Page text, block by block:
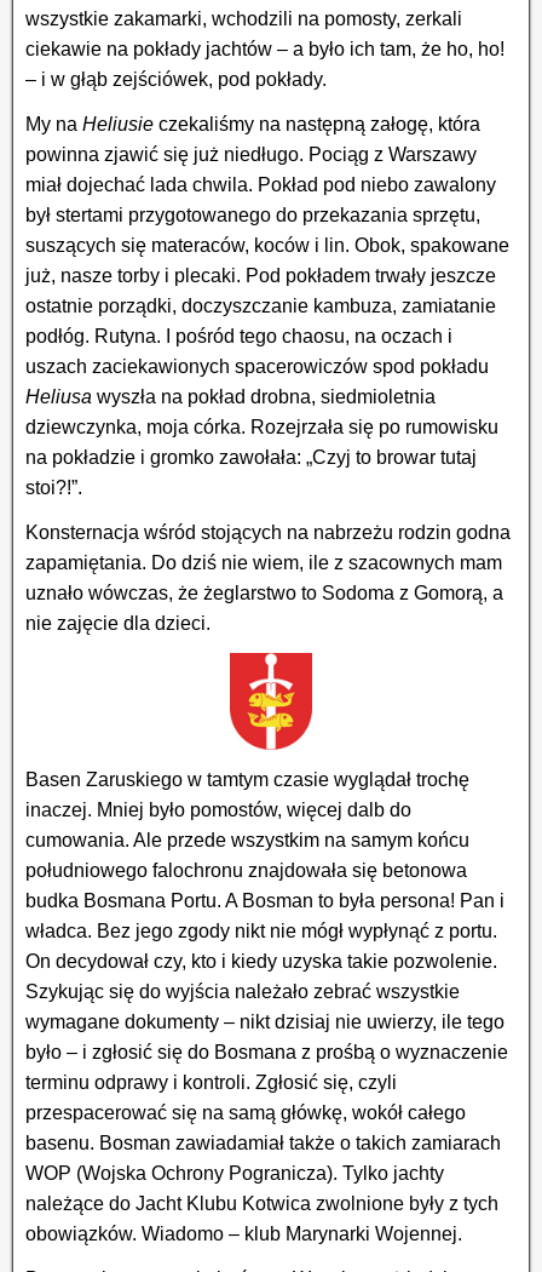
wszystkie zakamarki, wchodzili na pomosty, zerkali
ciekawie na pokłady jachtów – a było ich tam, że ho, ho!
– i w głąb zejściówek, pod pokłady.
My na Heliusie czekaliśmy na następną załogę, która
powinna zjawić się już niedługo. Pociąg z Warszawy
miał dojechać lada chwila. Pokład pod niebo zawalony
był stertami przygotowanego do przekazania sprzętu,
suszących się materaców, koców i lin. Obok, spakowane
już, nasze torby i plecaki. Pod pokładem trwały jeszcze
ostatnie porządki, doczyszczanie kambuza, zamiatanie
podłóg. Rutyna. I pośród tego chaosu, na oczach i
uszach zaciekawionych spacerowiczów spod pokładu
Heliusa wyszła na pokład drobna, siedmioletnia
dziewczynka, moja córka. Rozejrzała się po rumowisku
na pokładzie i gromko zawołała: „Czyj to browar tutaj
stoi?!”.
Konsternacja wśród stojących na nabrzeżu rodzin godna
zapamiętania. Do dziś nie wiem, ile z szacownych mam
uznało wówczas, że żeglarstwo to Sodoma z Gomorą, a
nie zajęcie dla dzieci.
Basen Zaruskiego w tamtym czasie wyglądał trochę
inaczej. Mniej było pomostów, więcej dalb do
cumowania. Ale przede wszystkim na samym końcu
południowego falochronu znajdowała się betonowa
budka Bosmana Portu. A Bosman to była persona! Pan i
władca. Bez jego zgody nikt nie mógł wypłynąć z portu.
On decydował czy, kto i kiedy uzyska takie pozwolenie.
Szykując się do wyjścia należało zebrać wszystkie
wymagane dokumenty – nikt dzisiaj nie uwierzy, ile tego
było – i zgłosić się do Bosmana z prośbą o wyznaczenie
terminu odprawy i kontroli. Zgłosić się, czyli
przespacerować się na samą główkę, wokół całego
basenu. Bosman zawiadamiał także o takich zamiarach
WOP (Wojska Ochrony Pogranicza). Tylko jachty
należące do Jacht Klubu Kotwica zwolnione były z tych
obowiązków. Wiadomo – klub Marynarki Wojennej.